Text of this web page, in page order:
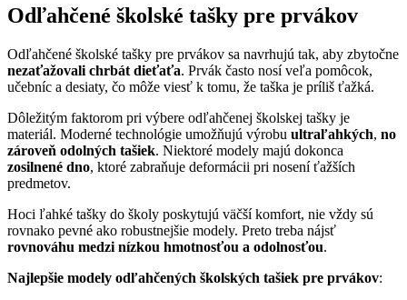
Odľahčené školské tašky pre prvákov
Odľahčené školské tašky pre prvákov sa navrhujú tak, aby zbytočne
nezaťažovali chrbát dieťaťa. Prvák často nosí veľa pomôcok,
učebníc a desiaty, čo môže viesť k tomu, že taška je príliš ťažká.
Dôležitým faktorom pri výbere odľahčenej školskej tašky je
materiál. Moderné technológie umožňujú výrobu ultraľahkých, no
zároveň odolných tašiek. Niektoré modely majú dokonca
zosilnené dno, ktoré zabraňuje deformácii pri nosení ťažších
predmetov.
Hoci ľahké tašky do školy poskytujú väčší komfort, nie vždy sú
rovnako pevné ako robustnejšie modely. Preto treba nájsť
rovnováhu medzi nízkou hmotnosťou a odolnosťou.
Najlepšie modely odľahčených školských tašiek pre prvákov: